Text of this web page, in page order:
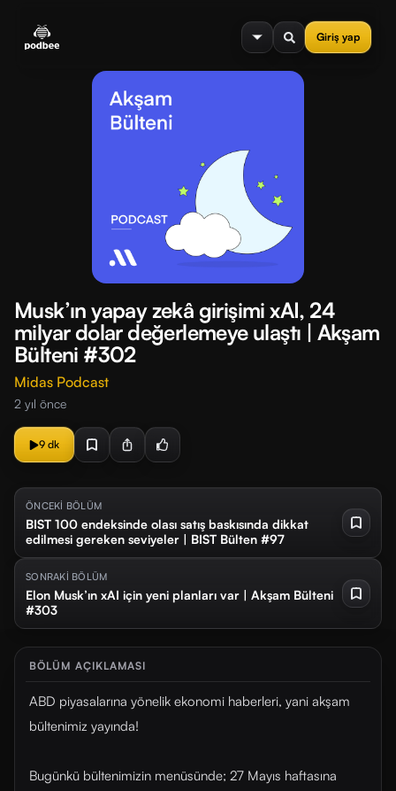
Giriş yap
menu
Musk’ın yapay zekâ girişimi xAI, 24
milyar dolar değerlemeye ulaştı | Akşam
Bülteni #302
Midas Podcast
2 yıl önce
9 dk
ÖNCEKİ BÖLÜM
BIST 100 endeksinde olası satış baskısında dikkat
edilmesi gereken seviyeler | BIST Bülten #97
SONRAKİ BÖLÜM
Elon Musk’ın xAI için yeni planları var | Akşam Bülteni
#303
BÖLÜM AÇIKLAMASI
ABD piyasalarına yönelik ekonomi haberleri, yani akşam
bültenimiz yayında!
Bugünkü bültenimizin menüsünde; 27 Mayıs haftasına